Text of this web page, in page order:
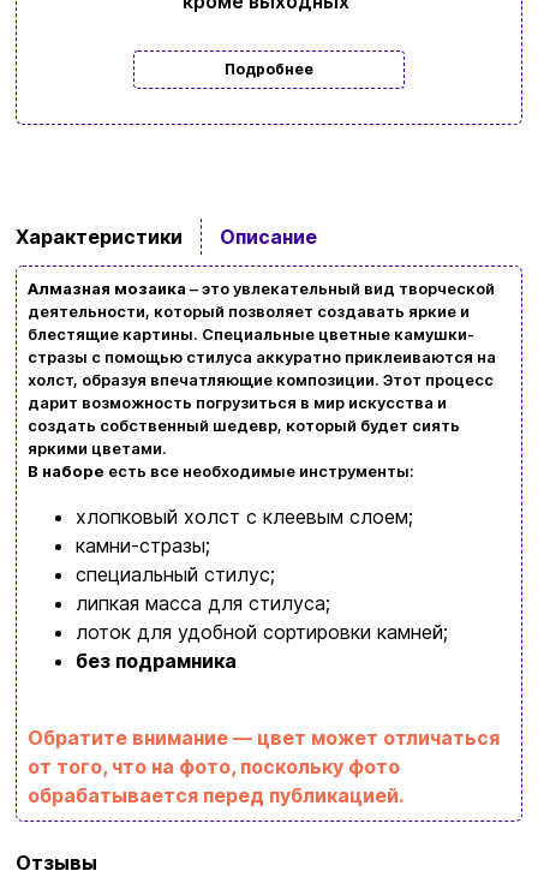
Подробнее
Характеристики Описание
Алмазная мозаика – это увлекательный вид творческой
деятельности, который позволяет создавать яркие и
блестящие картины. Специальные цветные камушки-
стразы с помощью стилуса аккуратно приклеиваются на
холст, образуя впечатляющие композиции. Этот процесс
дарит возможность погрузиться в мир искусства и
создать собственный шедевр, который будет сиять
яркими цветами.
В наборе есть все необходимые инструменты:
хлопковый холст с клеевым слоем;
камни-стразы;
специальный стилус;
липкая масса для стилуса;
лоток для удобной сортировки камней;
без подрамника
Обратите внимание — цвет может отличаться
от того, что на фото, поскольку фото
обрабатывается перед публикацией.
Отзывы
Бренды
Доставка и оплата
Новости и статьи
Возврат и обмен товаров
Политика конфиденциальности
+380996393746
+380634324164
Заказать звонок
Язык сайта:
UAㅤ RU
Ваша корзина сейчас пуста
Просмотрите ассортимент нашего магазина и
вы обязательно найдете что-нибудь
интересное